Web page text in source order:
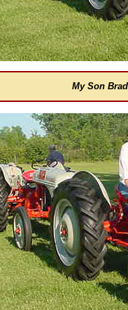
My Son Brad